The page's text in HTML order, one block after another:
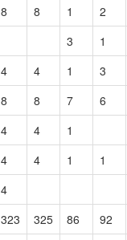
8 8 1
2
3
1
4 4 1
3
8 8 7
6
4 4
1
4 4 1
1
4
323 325 86
92